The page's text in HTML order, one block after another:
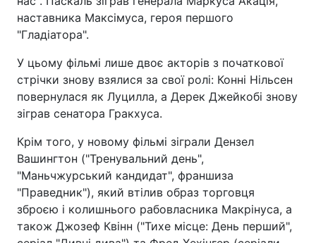
наставника Максімуса, героя першого
"Гладіатора".
У цьому фільмі лише двоє акторів з початкової
стрічки знову взялися за свої ролі: Конні Нільсен
повернулася як Луцилла, а Дерек Джейкобі знову
зіграв сенатора Гракхуса.
Крім того, у новому фільмі зіграли Дензел
Вашингтон ("Тренувальний день",
"Маньчжурський кандидат", франшиза
"Праведник"), який втілив образ торговця
зброєю і колишнього рабовласника Макрінуса, а
також Джозеф Квінн ("Тихе місце: День перший",